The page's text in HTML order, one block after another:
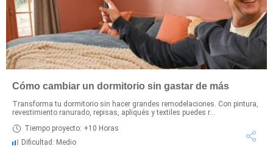
Cómo cambiar un dormitorio sin gastar de más
Transforma tu dormitorio sin hacer grandes remodelaciones. Con pintura,
revestimiento ranurado, repisas, apliqués y textiles puedes r...
Tiempo proyecto: +10 Horas
Dificultad: Medio